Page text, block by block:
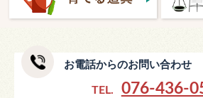
お電話からのお問い合わせ
TEL. 076-436-